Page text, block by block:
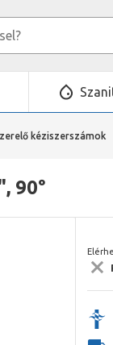
kéziszerszámok
90°